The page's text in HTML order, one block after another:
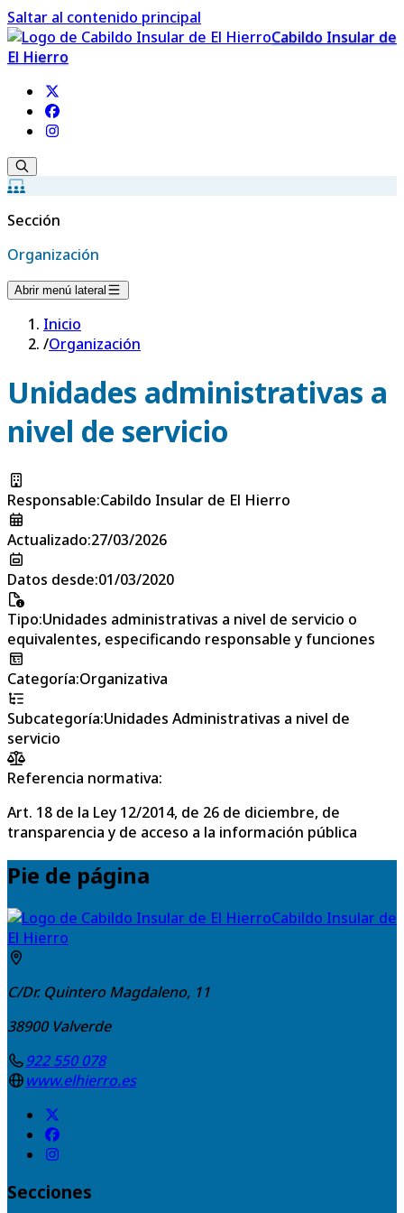
Saltar al contenido principal
Cabildo Insular de
El Hierro
Sección
Organización
Abrir menú lateral
Inicio
/Organización
Unidades administrativas a
nivel de servicio
Responsable:Cabildo Insular de El Hierro
Actualizado:27/03/2026
Datos desde:01/03/2020
Tipo:Unidades administrativas a nivel de servicio o
equivalentes, especificando responsable y funciones
Categoría:Organizativa
Subcategoría:Unidades Administrativas a nivel de
servicio
Referencia normativa:
Art. 18 de la Ley 12/2014, de 26 de diciembre, de
transparencia y de acceso a la información pública
Pie de página
Cabildo Insular de
El Hierro
C/Dr. Quintero Magdaleno, 11
38900 Valverde
922 550 078
www.elhierro.es
Secciones